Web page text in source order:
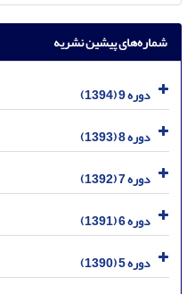
شماره‌های پیشین نشریه
دوره 9 (1394)
دوره 8 (1393)
دوره 7 (1392)
دوره 6 (1391)
دوره 5 (1390)